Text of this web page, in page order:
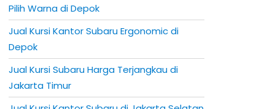
Pilih Warna di Depok
Jual Kursi Kantor Subaru Ergonomic di
Depok
Jual Kursi Subaru Harga Terjangkau di
Jakarta Timur